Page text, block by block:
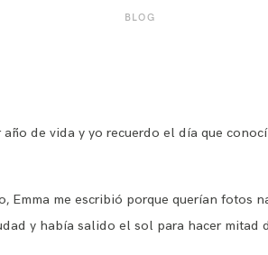
BLOG
de vida y yo recuerdo el día que
Emma me escribió porque querían fotos
y había salido el sol para hacer mitad